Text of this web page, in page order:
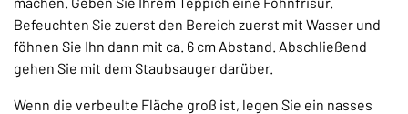
Befeuchten Sie zuerst den Bereich zuerst mit Wasser und
föhnen Sie Ihn dann mit ca. 6 cm Abstand. Abschließend
gehen Sie mit dem Staubsauger darüber.
Wenn die verbeulte Fläche groß ist, legen Sie ein nasses